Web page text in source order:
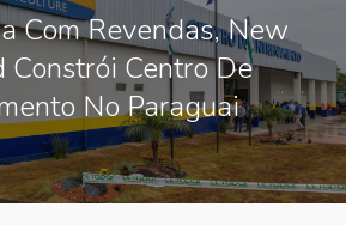
Com Revendas, New
Constrói Centro De
No Paraguai